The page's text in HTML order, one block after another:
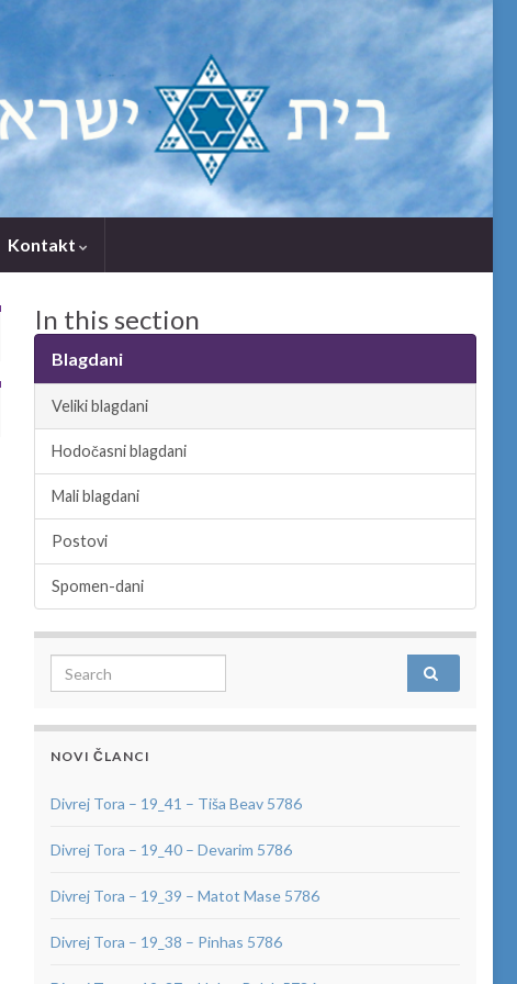
Kontakt
In this section
Blagdani
Veliki blagdani
Hodočasni blagdani
Mali blagdani
Postovi
Spomen-dani
Search for:
NOVI ČLANCI
Divrej Tora – 19_41 – Tiša Beav 5786
Divrej Tora – 19_40 – Devarim 5786
Divrej Tora – 19_39 – Matot Mase 5786
Divrej Tora – 19_38 – Pinhas 5786